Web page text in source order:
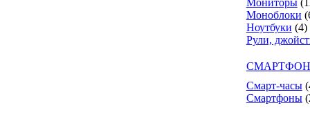
Мониторы
Моноблоки
Ноутбуки (4)
Рули,
Смарт-часы
Смартфоны